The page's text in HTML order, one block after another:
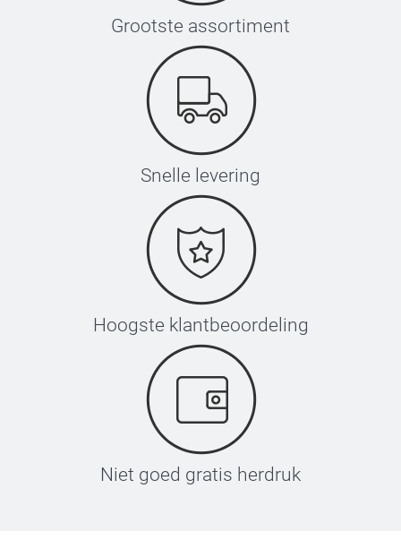
Grootste assortiment
Snelle levering
Hoogste klantbeoordeling
Niet goed gratis herdruk